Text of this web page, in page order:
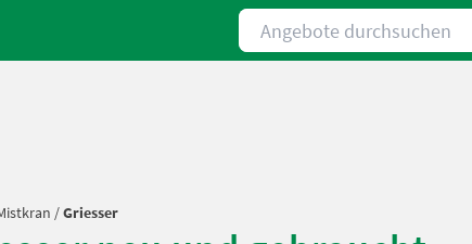
Angebote durchsuchen
/Griesser